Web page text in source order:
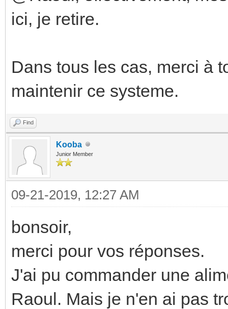
ici, je retire.
Dans tous les cas, merci à
maintenir ce systeme.
Find
Kooba
Junior Member
09-21-2019, 12:27 AM
bonsoir,
merci pour vos réponses.
J'ai pu commander une
Raoul. Mais je n'en ai pas